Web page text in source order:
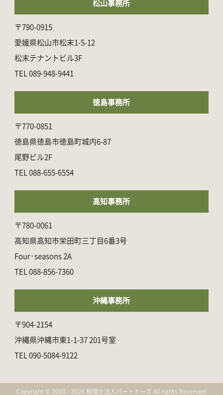
松山事務所
〒790-0915
愛媛県松山市松末1-5-12
松末テナントビル3F
089-948-9441
徳島事務所
〒770-0851
徳島県徳島市徳島町城内6-87
尾野ビル2F
088-655-6554
高知事務所
〒780-0061
高知県高知市栄田町三丁目6番3号
Four･seasons 2A
088-856-7360
沖縄事務所
〒904-2154
沖縄県沖縄市東1-1-37 201号室
090-5084-9122
Copyright © 2003 - 2026 税理士法人パートナーズ All rights Reserved.